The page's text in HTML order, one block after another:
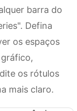
barra do
Defina
os espaços
os rótulos
mais claro.